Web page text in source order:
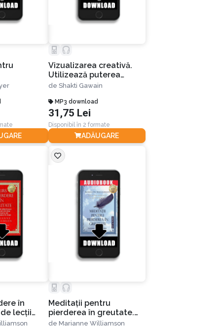
Vizualizarea creativă.
Utilizează puterea
imaginaţiei tale pentru a
viaţă
de Shakti Gawain
MP3 download
31,75 Lei
Disponibil în 2 formate
ADĂUGARE
în
lecţii
scapi
Meditaţii pentru
pierderea în greutate.
Ediția a II-a
de Marianne Williamson